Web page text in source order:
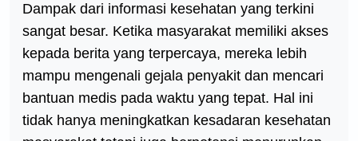
Dampak dari informasi kesehatan yang terkini
sangat besar. Ketika masyarakat memiliki akses
kepada berita yang terpercaya, mereka lebih
mampu mengenali gejala penyakit dan mencari
bantuan medis pada waktu yang tepat. Hal ini
tidak hanya meningkatkan kesadaran kesehatan